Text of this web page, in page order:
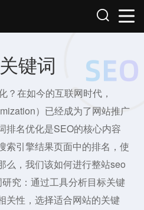
键词
？在如今的互联网时代，
）已经成为了网站推广
排名优化是SEO的核心内容
索引擎结果页面中的排名，使
么，我们该如何进行整站seo
究：通过工具分析目标关键
关性，选择适合网站的关键